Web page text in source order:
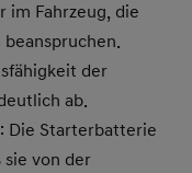
im Fahrzeug, die
der
ab.
Die Starterbatterie
von der